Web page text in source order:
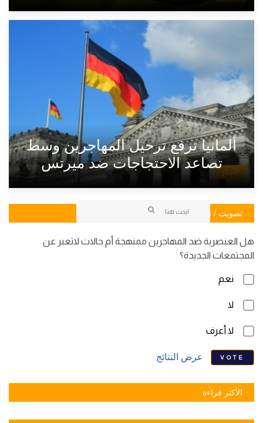
الأخبار
ألمانيا ترفع ترحيل المهاجرين وسط
تصاعد الاحتجاجات ضد ميرتس
تصويت / تصويت
هل العنصرية ضد المهاجرين ممنهجة أم حالات لاتعبر عن
المجتمعات الجديدة؟
نعم
لا
لا أعرف
VOTE عرض النتائج
الأكثر قراءة